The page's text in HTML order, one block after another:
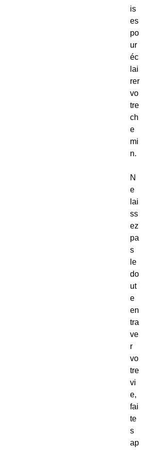
is
es
po
ur
éc
lai
rer
vo
tre
ch
e
mi
n.
N
e
lai
ss
ez
pa
s
le
do
ut
e
en
tra
ve
r
vo
tre
vi
e,
fai
te
s
ap